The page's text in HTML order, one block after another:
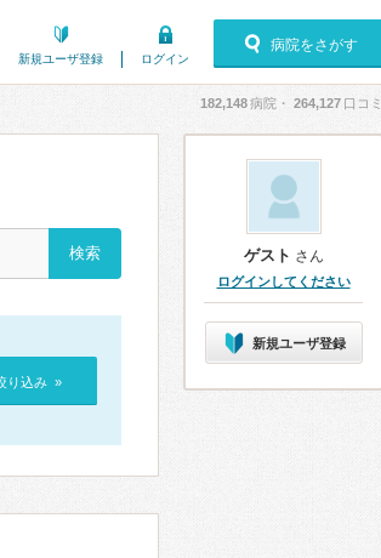
新規ユーザ登録 ログイン
病院をさがす
182,148病院・ 264,127 口コミ
り込み »
ゲスト さん
ログインしてください
新規ユーザ登録